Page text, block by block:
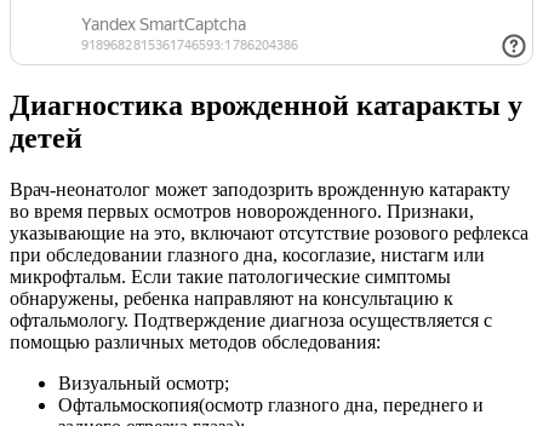
Диагностика врожденной катаракты у
детей
Врач-неонатолог может заподозрить врожденную катаракту
во время первых осмотров новорожденного. Признаки,
указывающие на это, включают отсутствие розового рефлекса
при обследовании глазного дна, косоглазие, нистагм или
микрофтальм. Если такие патологические симптомы
обнаружены, ребенка направляют на консультацию к
офтальмологу. Подтверждение диагноза осуществляется с
помощью различных методов обследования:
Визуальный осмотр;
Офтальмоскопия(осмотр глазного дна, переднего и